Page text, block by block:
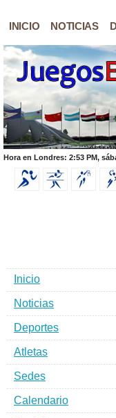
INICIO NOTICIAS
Hora en Londres: 2:53 PM,
Inicio
Noticias
Deportes
Atletas
Sedes
Calendario